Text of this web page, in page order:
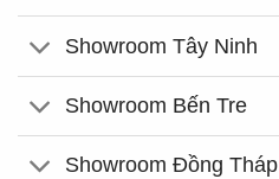
Showroom Tây Ninh
Showroom Bến Tre
Showroom Đồng Tháp